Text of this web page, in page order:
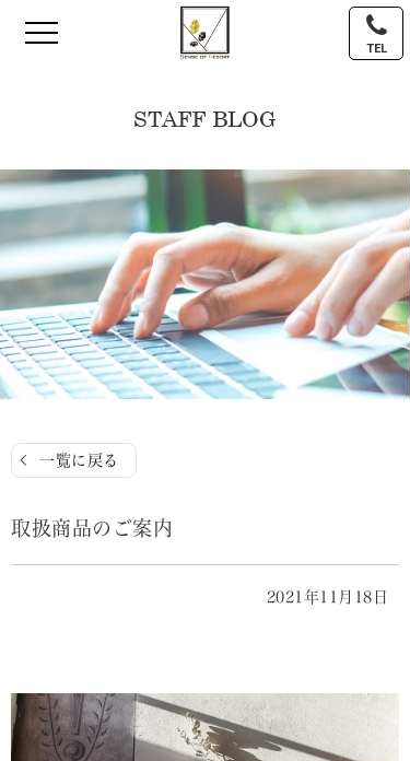
TEL
STAFF BLOG
一覧に戻る
取扱商品のご案内
2021年11月18日